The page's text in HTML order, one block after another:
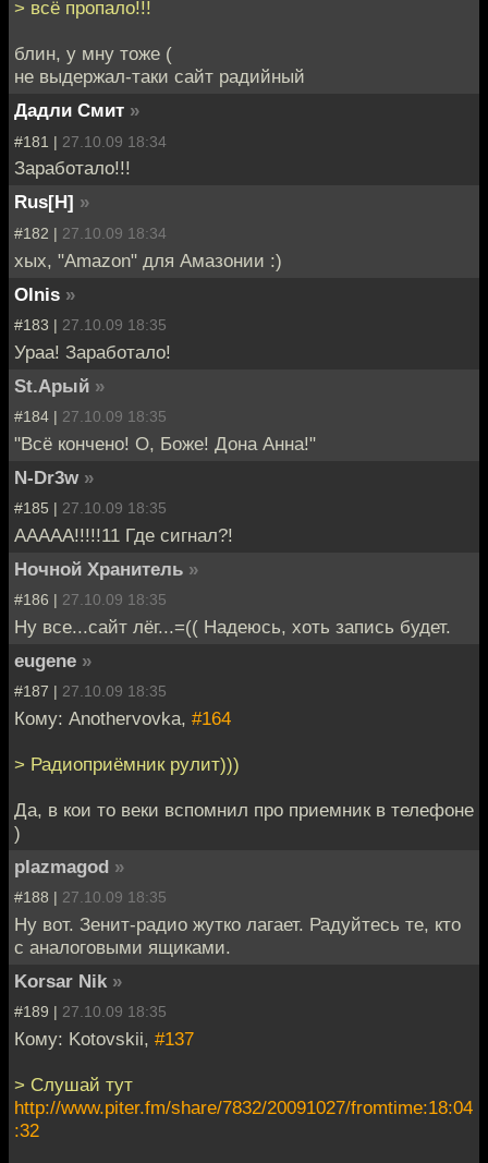
> всё пропало!!!
блин, у мну тоже (
не выдержал-таки сайт радийный
Дадли Смит »
#181 | 27.10.09 18:34
Заработало!!!
Rus[H] »
#182 | 27.10.09 18:34
хых, "Amazon" для Амазонии :)
Olnis »
#183 | 27.10.09 18:35
Ураа! Заработало!
St.Арый »
#184 | 27.10.09 18:35
"Всё кончено! О, Боже! Дона Анна!"
N-Dr3w »
#185 | 27.10.09 18:35
ААААА!!!!!11 Где сигнал?!
Ночной Хранитель »
#186 | 27.10.09 18:35
Ну все...сайт лёг...=(( Надеюсь, хоть запись будет.
eugene »
#187 | 27.10.09 18:35
Кому: Anothervovka, #164
> Радиоприёмник рулит)))
Да, в кои то веки вспомнил про приемник в телефоне
)
plazmagod »
#188 | 27.10.09 18:35
Ну вот. Зенит-радио жутко лагает. Радуйтесь те, кто
с аналоговыми ящиками.
Korsar Nik »
#189 | 27.10.09 18:35
Кому: Kotovskii, #137
> Слушай тут
http://www.piter.fm/share/7832/20091027/fromtime:18:04
:32